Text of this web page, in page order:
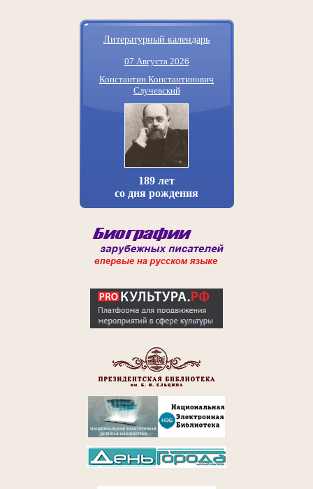
Литературный календарь
07 Августа 2026
Константин Константинович
Случевский
189 лет
со дня рождения